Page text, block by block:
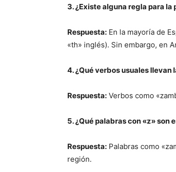
3. ¿Existe alguna regla para
Respuesta: En la mayoría de
«th» inglés). Sin embargo, en
4. ¿Qué verbos usuales llevan
Respuesta: Verbos como
5. ¿Qué palabras con «z»
Respuesta: Palabras como
región.